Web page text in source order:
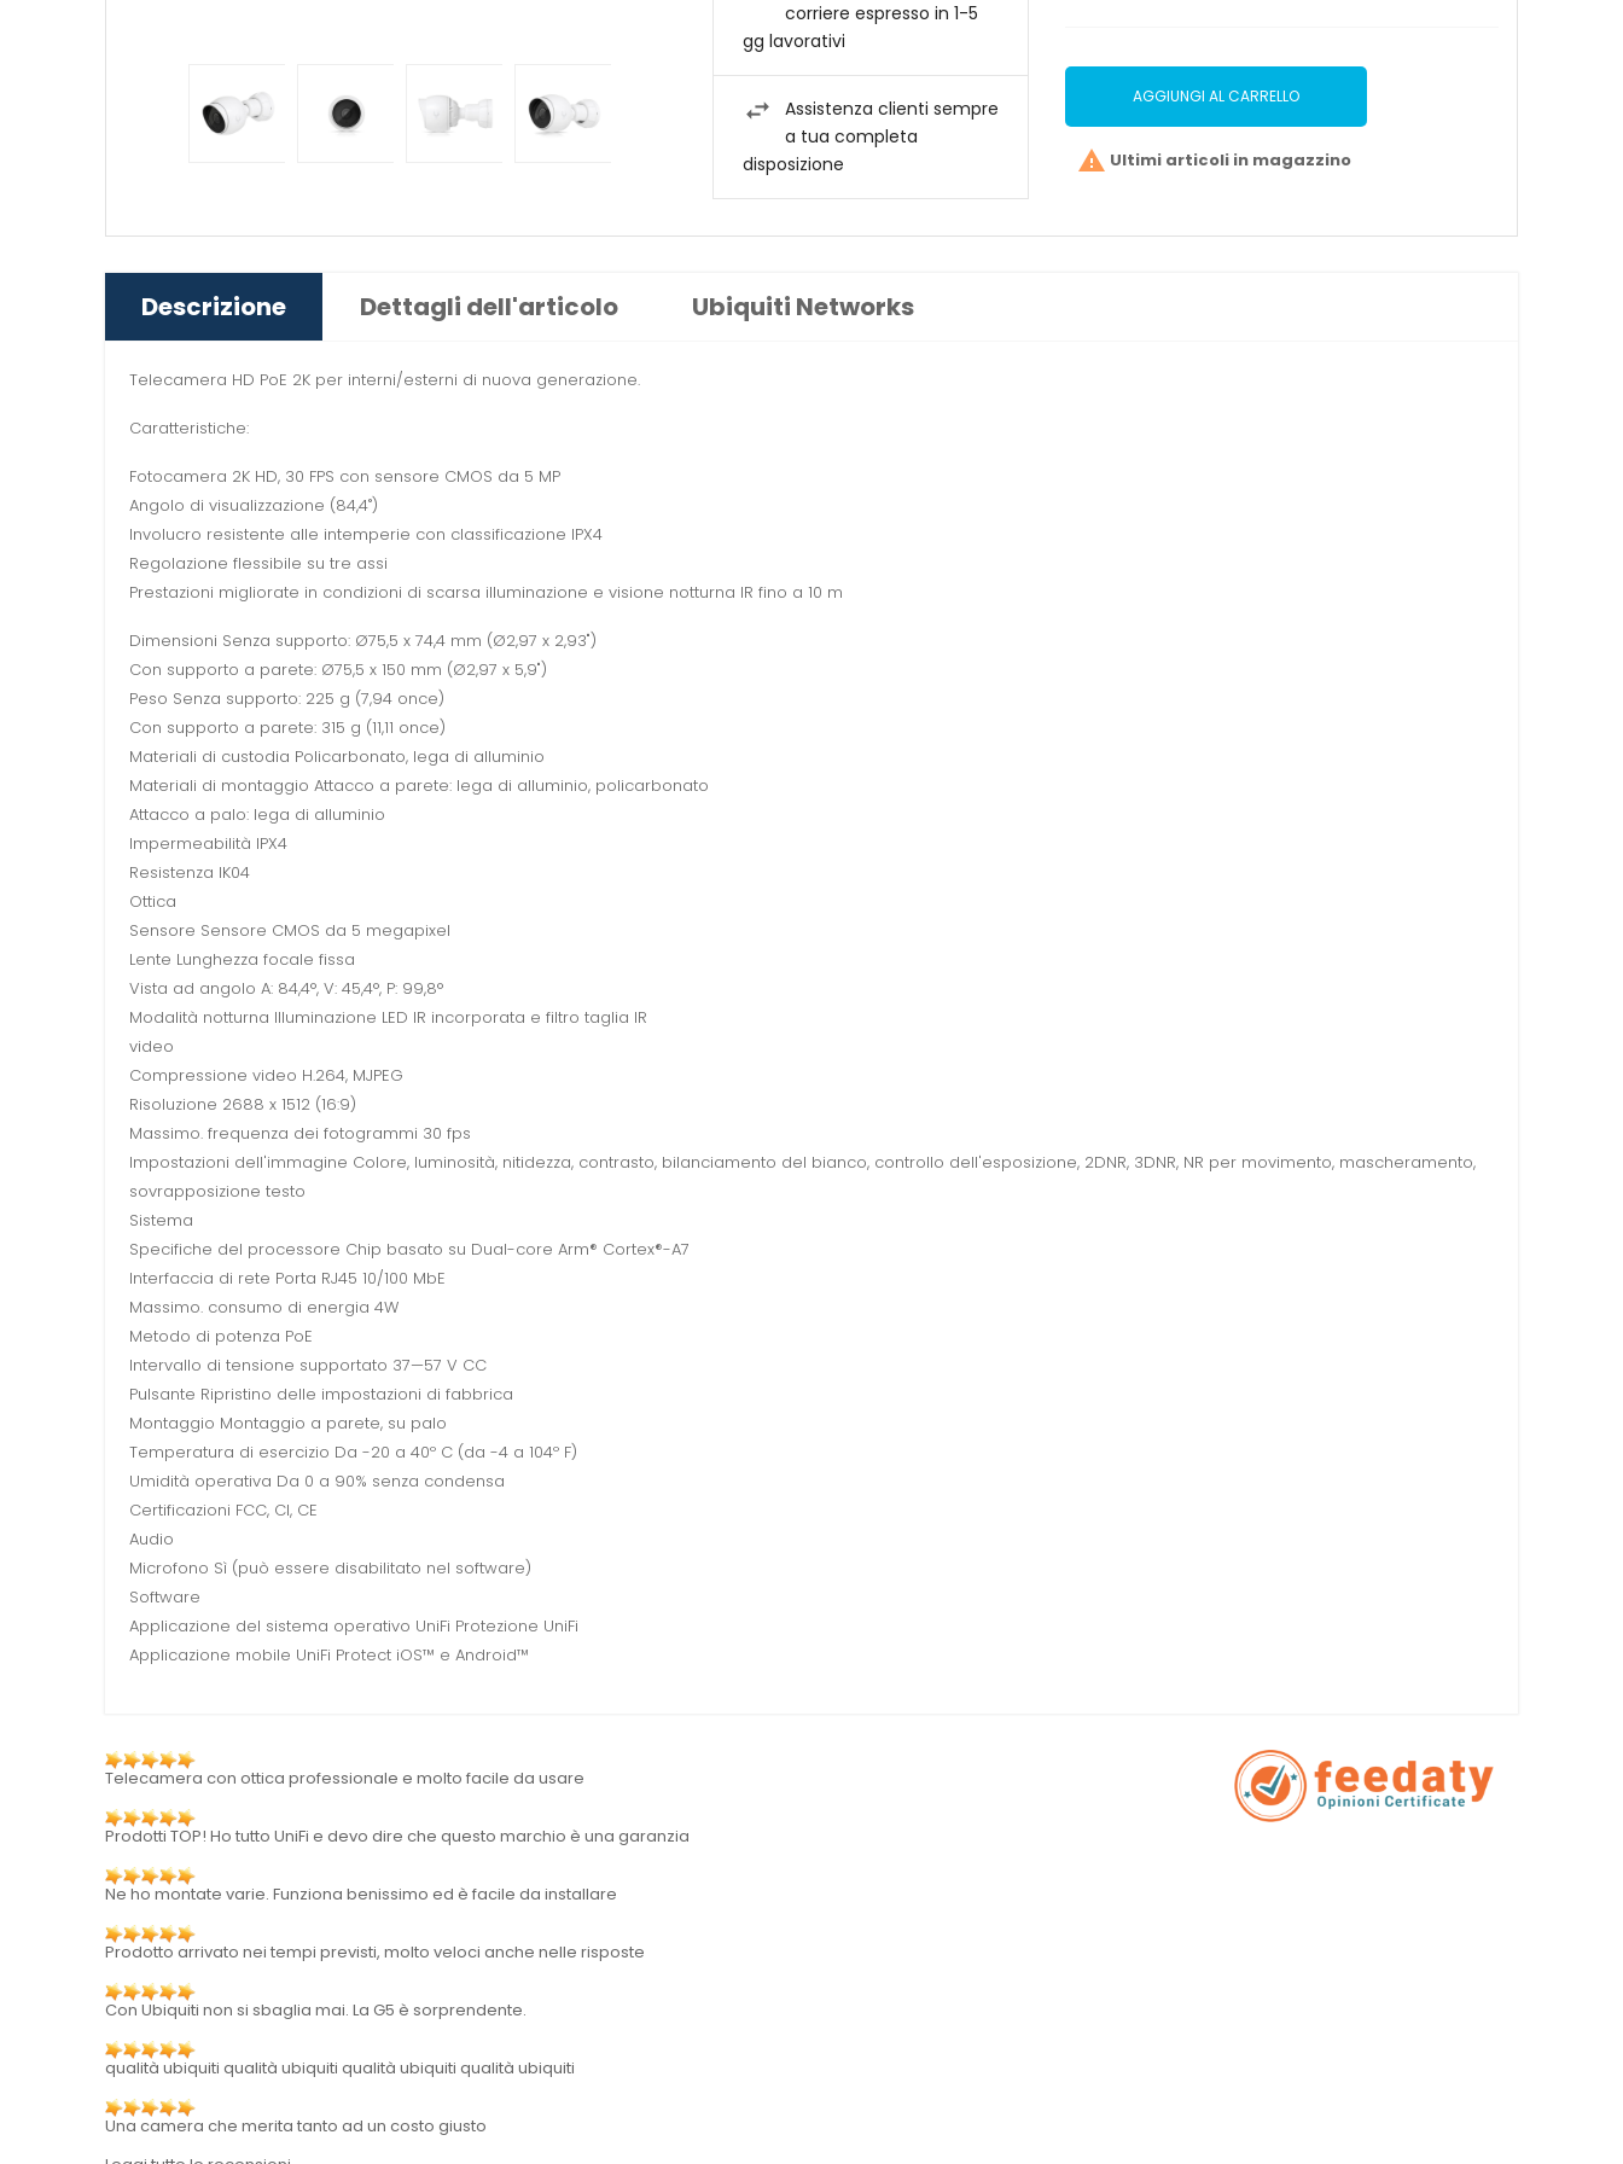
AGGIUNGI AL CARRELLO
 Ultimi articoli in magazzino
corriere espresso in 1-5
gg lavorativi
Assistenza clienti sempre
a tua completa
disposizione
Descrizione Dettagli dell'articolo Ubiquiti Networks
Telecamera HD PoE 2K per interni/esterni di nuova generazione.
Caratteristiche:
Fotocamera 2K HD, 30 FPS con sensore CMOS da 5 MP
Angolo di visualizzazione (84,4˚)
Involucro resistente alle intemperie con classificazione IPX4
Regolazione flessibile su tre assi
Prestazioni migliorate in condizioni di scarsa illuminazione e visione notturna IR fino a 10 m
Dimensioni Senza supporto: Ø75,5 x 74,4 mm (Ø2,97 x 2,93")
Con supporto a parete: Ø75,5 x 150 mm (Ø2,97 x 5,9")
Peso Senza supporto: 225 g (7,94 once)
Con supporto a parete: 315 g (11,11 once)
Materiali di custodia Policarbonato, lega di alluminio
Materiali di montaggio Attacco a parete: lega di alluminio, policarbonato
Attacco a palo: lega di alluminio
Impermeabilità IPX4
Resistenza IK04
Ottica
Sensore Sensore CMOS da 5 megapixel
Lente Lunghezza focale fissa
Vista ad angolo A: 84,4°, V: 45,4°, P: 99,8°
Modalità notturna Illuminazione LED IR incorporata e filtro taglia IR
video
Compressione video H.264, MJPEG
Risoluzione 2688 x 1512 (16:9)
Massimo. frequenza dei fotogrammi 30 fps
Impostazioni dell'immagine Colore, luminosità, nitidezza, contrasto, bilanciamento del bianco, controllo dell'esposizione, 2DNR, 3DNR, NR per movimento, mascheramento,
sovrapposizione testo
Sistema
Specifiche del processore Chip basato su Dual-core Arm® Cortex®-A7
Interfaccia di rete Porta RJ45 10/100 MbE
Massimo. consumo di energia 4W
Metodo di potenza PoE
Intervallo di tensione supportato 37—57 V CC
Pulsante Ripristino delle impostazioni di fabbrica
Montaggio Montaggio a parete, su palo
Temperatura di esercizio Da -20 a 40º C (da -4 a 104º F)
Umidità operativa Da 0 a 90% senza condensa
Certificazioni FCC, CI, CE
Audio
Microfono Sì (può essere disabilitato nel software)
Software
Applicazione del sistema operativo UniFi Protezione UniFi
Applicazione mobile UniFi Protect iOS™ e Android™
Telecamera con ottica professionale e molto facile da usare
Prodotti TOP! Ho tutto UniFi e devo dire che questo marchio è una garanzia
Ne ho montate varie. Funziona benissimo ed è facile da installare
Prodotto arrivato nei tempi previsti, molto veloci anche nelle risposte
Con Ubiquiti non si sbaglia mai. La G5 è sorprendente.
qualità ubiquiti qualità ubiquiti qualità ubiquiti qualità ubiquiti
Una camera che merita tanto ad un costo giusto